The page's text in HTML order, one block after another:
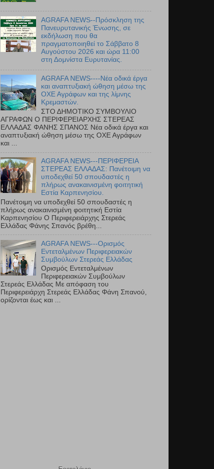
AGRAFA NEWS--Πρόσκληση της
Πανευρυτανικής Ένωσης, σε
εκδήλωση που θα
πραγματοποιηθεί το Σάββατο 8
Αυγούστου 2026 και ώρα 11:00
στη Δομνίστα Ευρυτανίας.
AGRAFA NEWS----Νέα οδικά έργα
και αναπτυξιακή ώθηση μέσω της
ΟΧΕ Αγράφων και της λίμνης
Κρεμαστών.
ΣΤΟ ΔΗΜΟΤΙΚΟ ΣΥΜΒΟΥΛΙΟ
ΑΓΡΑΦΩΝ Ο ΠΕΡΙΦΕΡΕΙΑΡΧΗΣ ΣΤΕΡΕΑΣ
ΕΛΛΑΔΑΣ ΦΑΝΗΣ ΣΠΑΝΟΣ Νέα οδικά έργα και
αναπτυξιακή ώθηση μέσω της ΟΧΕ Αγράφων
και ...
AGRAFA NEWS---ΠΕΡΙΦΕΡΕΙΑ
ΣΤΕΡΕΑΣ ΕΛΛΑΔΑΣ: Πανέτοιμη να
υποδεχθεί 50 σπουδαστές η
πλήρως ανακαινισμένη φοιτητική
Εστία Καρπενησίου.
Πανέτοιμη να υποδεχθεί 50 σπουδαστές η
πλήρως ανακαινισμένη φοιτητική Εστία
Καρπενησίου Ο Περιφερειάρχης Στερεάς
Ελλάδας Φάνης Σπανός βρέθη...
AGRAFA NEWS---Ορισμός
Εντεταλμένων Περιφερειακών
Συμβούλων Στερεάς Ελλάδας
Ορισμός Εντεταλμένων
Περιφερειακών Συμβούλων
Στερεάς Ελλάδας Με απόφαση του
Περιφερειάρχη Στερεάς Ελλάδας Φάνη Σπανού,
ορίζονται έως και ...